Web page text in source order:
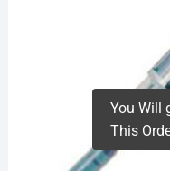
You Will
This